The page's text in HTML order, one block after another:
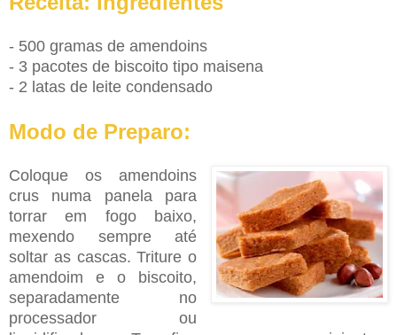
- 500 gramas de amendoins
- 3 pacotes de biscoito tipo maisena
- 2 latas de leite condensado
Modo de Preparo:
Coloque os amendoins
crus numa panela para
torrar em fogo baixo,
mexendo sempre até
soltar as cascas.Triture o
amendoim e o biscoito,
separadamente no
processador ou